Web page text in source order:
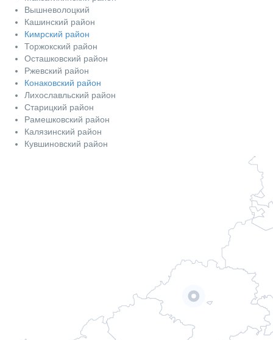
Вышневолоцкий
Кашинский район
Кимрский район
Торжокский район
Осташковский район
Ржевский район
Конаковский район
Лихославльский район
Старицкий район
Рамешковский район
Калязинский район
Кувшиновский район